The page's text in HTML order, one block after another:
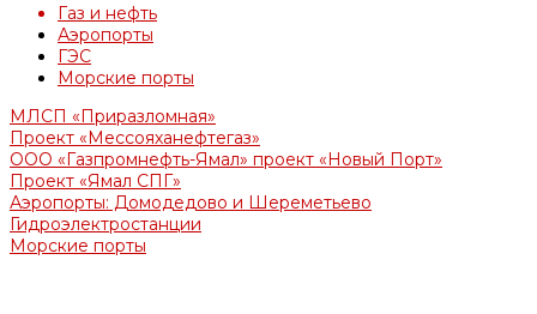
Газ и нефть
Аэропорты
ГЭС
Морские порты
МЛСП «Приразломная»
Проект «Мессояханефтегаз»
ООО «Газпромнефть-Ямал» проект «Новый Порт»
Проект «Ямал СПГ»
Аэропорты: Домодедово и Шереметьево
Гидроэлектростанции
Морские порты